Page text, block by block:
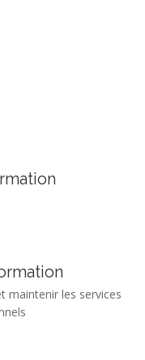
maintenir les services